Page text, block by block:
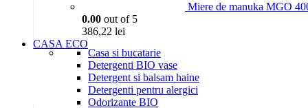
Miere de manuka MGO
0.00 out of 5
386,22 lei
CASA ECO
Casa si bucatarie
Detergenti BIO vase
Detergent si balsam haine
Detergenti pentru alergici
Odorizante BIO